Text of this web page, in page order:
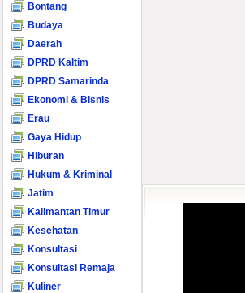
Bontang
Budaya
Daerah
DPRD Kaltim
DPRD Samarinda
Ekonomi & Bisnis
Erau
Gaya Hidup
Hiburan
Hukum & Kriminal
Jatim
Kalimantan Timur
Kesehatan
Konsultasi
Konsultasi Remaja
Kuliner